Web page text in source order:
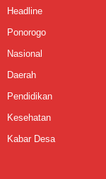
Headline
Ponorogo
Nasional
Daerah
Pendidikan
Kesehatan
Kabar Desa